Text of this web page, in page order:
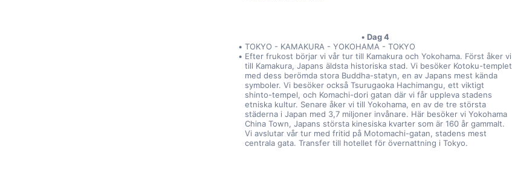
Dag 4
TOKYO - KAMAKURA - YOKOHAMA - TOKYO
Efter frukost börjar vi vår tur till Kamakura och Yokohama. Först åker vi
till Kamakura, Japans äldsta historiska stad. Vi besöker Kotoku-templet
med dess berömda stora Buddha-statyn, en av Japans mest kända
symboler. Vi besöker också Tsurugaoka Hachimangu, ett viktigt
shinto-tempel, och Komachi-dori gatan där vi får uppleva stadens
etniska kultur. Senare åker vi till Yokohama, en av de tre största
städerna i Japan med 3,7 miljoner invånare. Här besöker vi Yokohama
China Town, Japans största kinesiska kvarter som är 160 år gammalt.
Vi avslutar vår tur med fritid på Motomachi-gatan, stadens mest
centrala gata. Transfer till hotellet för övernattning i Tokyo.